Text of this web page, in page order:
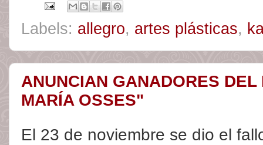
Labels: allegro, artes plásticas,
ANUNCIAN GANADORES
MARÍA OSSES"
El 23 de noviembre se dio el